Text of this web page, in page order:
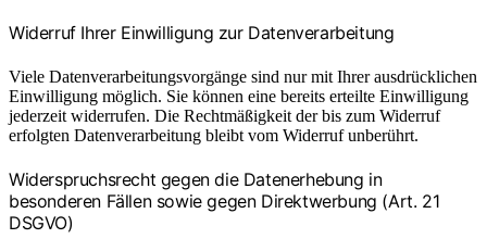
Widerruf Ihrer Einwilligung zur Datenverarbeitung
Viele Datenverarbeitungsvorgänge sind nur mit Ihrer ausdrücklichen
Einwilligung möglich. Sie können eine bereits erteilte Einwilligung
jederzeit widerrufen. Die Rechtmäßigkeit der bis zum Widerruf
erfolgten Datenverarbeitung bleibt vom Widerruf unberührt.
Widerspruchsrecht gegen die Datenerhebung in
besonderen Fällen sowie gegen Direktwerbung (Art. 21
DSGVO)